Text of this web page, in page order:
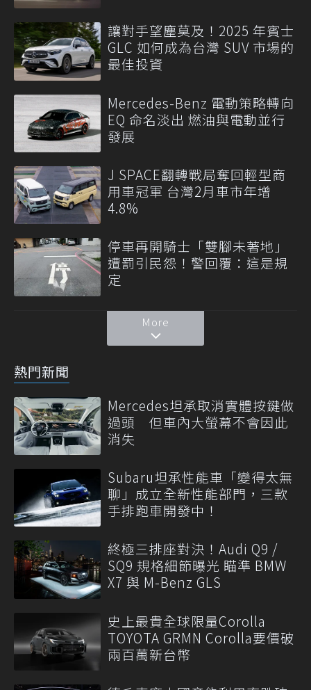
讓對手望塵莫及！2025 年賓士
GLC 如何成為台灣 SUV 市場的
最佳投資
Mercedes-Benz 電動策略轉向
EQ 命名淡出 燃油與電動並行
發展
J SPACE翻轉戰局奪回輕型商
用車冠軍 台灣2月車市年增
4.8%
停車再開騎士「雙腳未著地」
遭罰引民怨！警回覆：這是規
定
More
熱門新聞
Mercedes坦承取消實體按鍵做
過頭 但車內大螢幕不會因此
消失
Subaru坦承性能車「變得太無
聊」成立全新性能部門，三款
手排跑車開發中！
終極三排座對決！Audi Q9 /
SQ9 規格細節曝光 瞄準 BMW
X7 與 M-Benz GLS
史上最貴全球限量Corolla
TOYOTA GRMN Corolla要價破
兩百萬新台幣